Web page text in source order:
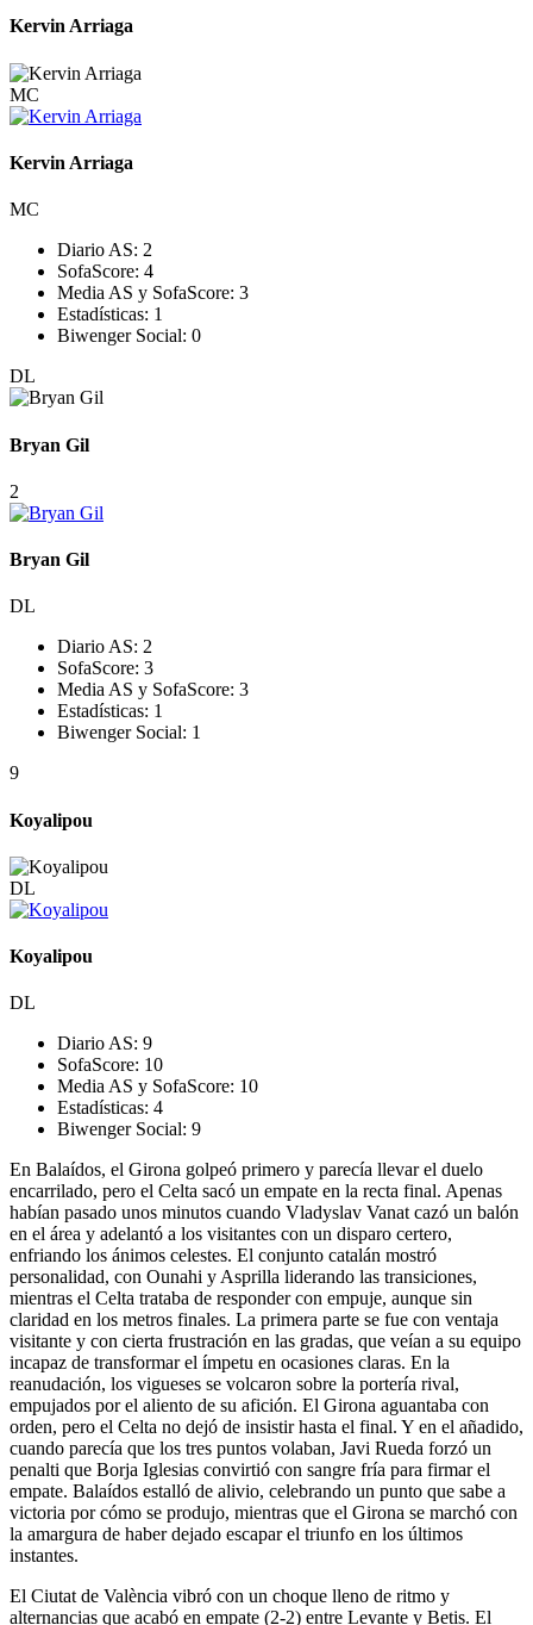
Kervin Arriaga
MC
Kervin Arriaga
MC
Diario AS: 2
SofaScore: 4
Media AS y SofaScore: 3
Estadísticas: 1
Biwenger Social: 0
DL
Bryan Gil
2
Bryan Gil
DL
Diario AS: 2
SofaScore: 3
Media AS y SofaScore: 3
Estadísticas: 1
Biwenger Social: 1
9
Koyalipou
DL
Koyalipou
DL
Diario AS: 9
SofaScore: 10
Media AS y SofaScore: 10
Estadísticas: 4
Biwenger Social: 9
En Balaídos, el Girona golpeó primero y parecía llevar el duelo
encarrilado, pero el Celta sacó un empate en la recta final. Apenas
habían pasado unos minutos cuando Vladyslav Vanat cazó un balón
en el área y adelantó a los visitantes con un disparo certero,
enfriando los ánimos celestes. El conjunto catalán mostró
personalidad, con Ounahi y Asprilla liderando las transiciones,
mientras el Celta trataba de responder con empuje, aunque sin
claridad en los metros finales. La primera parte se fue con ventaja
visitante y con cierta frustración en las gradas, que veían a su equipo
incapaz de transformar el ímpetu en ocasiones claras. En la
reanudación, los vigueses se volcaron sobre la portería rival,
empujados por el aliento de su afición. El Girona aguantaba con
orden, pero el Celta no dejó de insistir hasta el final. Y en el añadido,
cuando parecía que los tres puntos volaban, Javi Rueda forzó un
penalti que Borja Iglesias convirtió con sangre fría para firmar el
empate. Balaídos estalló de alivio, celebrando un punto que sabe a
victoria por cómo se produjo, mientras que el Girona se marchó con
la amargura de haber dejado escapar el triunfo en los últimos
instantes.
El Ciutat de València vibró con un choque lleno de ritmo y
alternancias que acabó en empate (2-2) entre Levante y Betis. El